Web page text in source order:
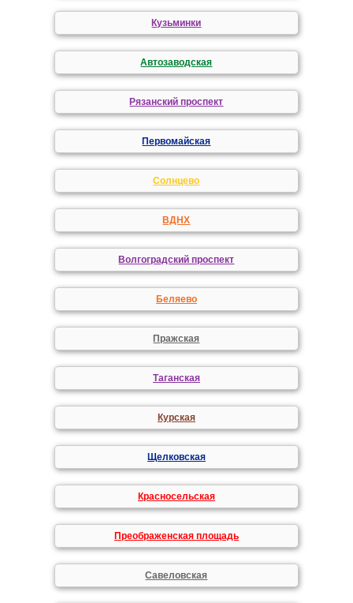
Кузьминки
Автозаводская
Рязанский проспект
Первомайская
Солнцево
ВДНХ
Волгоградский проспект
Беляево
Пражская
Таганская
Курская
Щелковская
Красносельская
Преображенская площадь
Савеловская